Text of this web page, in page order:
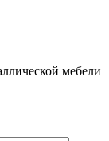
мебели